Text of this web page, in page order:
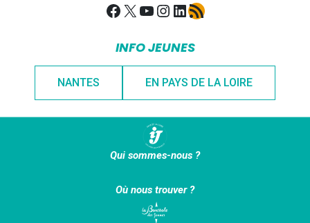
Facebook
X YouTube
Instagram
LinkedIn
Flux RSS
INFO JEUNES
NANTES EN PAYS DE LA LOIRE
Qui sommes-nous ?
Où nous trouver ?